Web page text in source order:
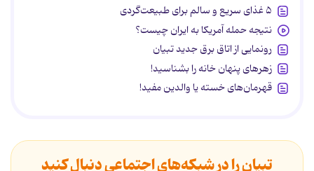
۵ غذای سریع و سالم برای طبیعت‌گردی
نتیجه حمله آمریکا به ایران چیست؟
رونمایی از اتاق برق جدید تبیان
زهرهای پنهان خانه را بشناسید!
قهرمان‌های خسته یا والدین مفید!
تبیان را در شبکه‌های اجتماعی دنبال کنید